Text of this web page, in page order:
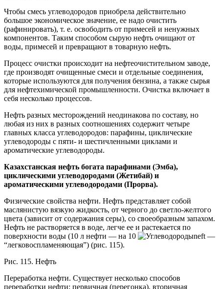
Чтобы смесь углеводородов приобрела действительно
большое экономическое значение, ее надо очистить
(рафинировать), т. е. освободить от примесей и ненужных
компонентов. Таким способом сырую нефть очищают от
воды, примесей и превращают в товарную нефть.
Процесс очистки происходит на нефтеочистительном заводе,
где производят очищенные смеси и отдельные соединения,
которые используются для получения бензина, а также сырья
для нефтехимической промышленности. Очистка включает в
себя несколько процессов.
Нефть разных месторождений неодинакова по составу, но
любая из них в разных соотношениях содержит четыре
главных класса углеводородов: парафины, циклические
углеводороды с пяти- и шестичленными циклами и
ароматические углеводороды.
Казахстанская нефть богата парафинами (Эмба),
циклическими углеводородами (Жетибай) и
ароматическими углеводородами (Прорва).
Физические свойства нефти. Нефть представляет собой
маслянистую вязкую жидкость, от черного до светло-желтого
цвета (зависит от содержания серы), со своеобразным запахом.
Нефть не растворяется в воде, легче ее и растекается по
поверхности воды (10 л нефти — на 10
neft —
“легковоспламеняющая”) (рис. 115).
Рис. 115. Нефть
Переработка нефти. Существует несколько способов
переработки нефти: первичная (перегонка), вторичная